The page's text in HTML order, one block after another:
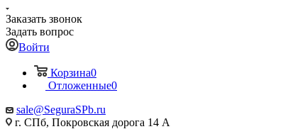
Заказать звонок
Задать вопрос
Войти
Корзина0
Отложенные0
sale@SeguraSPb.ru
г. СПб, Покровская дорога 14 А